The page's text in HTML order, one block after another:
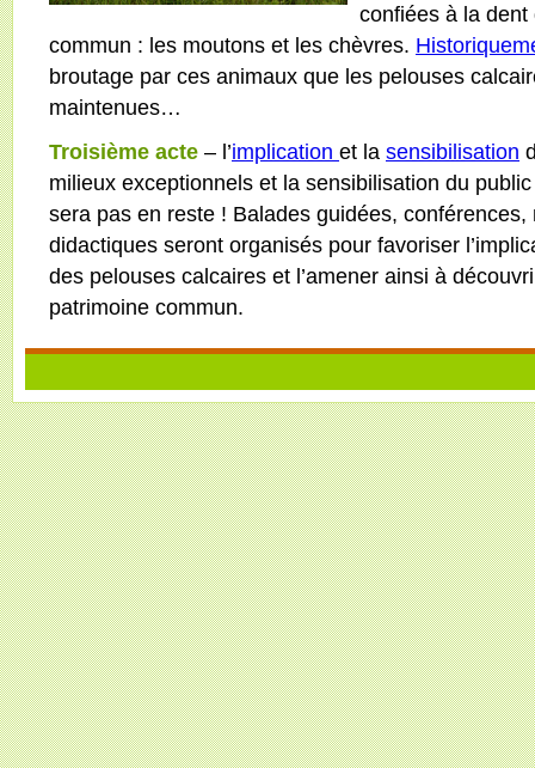
confiées à la
commun : les moutons et les chèvres.
broutage par ces animaux que les pelouses
maintenues…
Troisième acte – l’implication et la sensibilisation
milieux exceptionnels et la sensibilisation du
sera pas en reste ! Balades guidées,
didactiques seront organisés pour favoriser
des pelouses calcaires et l’amener ainsi à
patrimoine commun.